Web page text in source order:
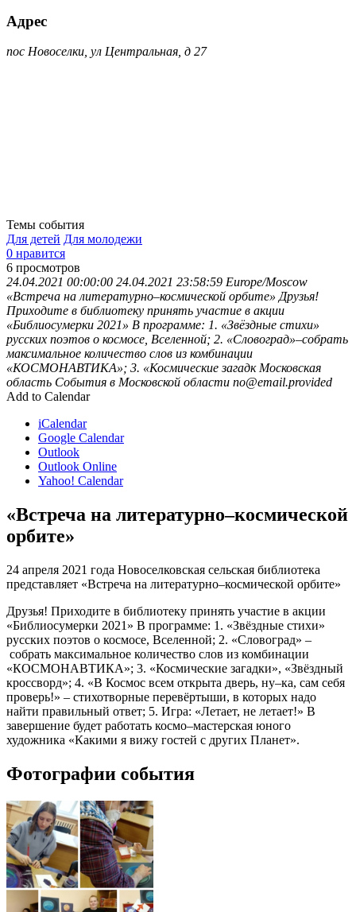
Адрес
пос Новоселки, ул Центральная, д 27
Темы события
Для детей Для молодежи
0 нравится
6 просмотров
24.04.2021 00:00:00 24.04.2021 23:58:59 Europe/Moscow
«Встреча на литературно–космической орбите» Друзья!
Приходите в библиотеку принять участие в акции
«Библиосумерки 2021» В программе: 1. «Звёздные стихи»
русских поэтов о космосе, Вселенной; 2. «Словоград»–собрать
максимальное количество слов из комбинации
«КОСМОНАВТИКА»; 3. «Космические загадк Московская
область События в Московской области no@email.provided
Add to Calendar
iCalendar
Google Calendar
Outlook
Outlook Online
Yahoo! Calendar
«Встреча на литературно–космической
орбите»
24 апреля 2021 года Новоселковская сельская библиотека
представляет «Встреча на литературно–космической орбите»
Друзья! Приходите в библиотеку принять участие в акции
«Библиосумерки 2021» В программе: 1. «Звёздные стихи»
русских поэтов о космосе, Вселенной; 2. «Словоград» –
собрать максимальное количество слов из комбинации
«КОСМОНАВТИКА»; 3. «Космические загадки», «Звёздный
кроссворд»; 4. «В Космос всем открыта дверь, ну–ка, сам себя
проверь!» – стихотворные перевёртыши, в которых надо
найти правильный ответ; 5. Игра: «Летает, не летает!» В
завершение будет работать космо–мастерская юного
художника «Какими я вижу гостей с других Планет».
Фотографии события